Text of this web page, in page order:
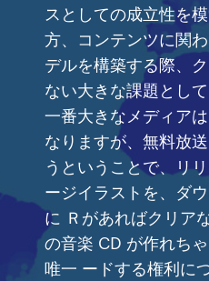
スとしての成立性を
方、コンテンツに関
デルを構築する際、
ない大きな課題とし
一番大きなメディア
なりますが、無料放
うということで、リ
ージイラストを、ダ
に Ｒがあればクリア
の音楽 CD が作れち
唯一 ードする権利に